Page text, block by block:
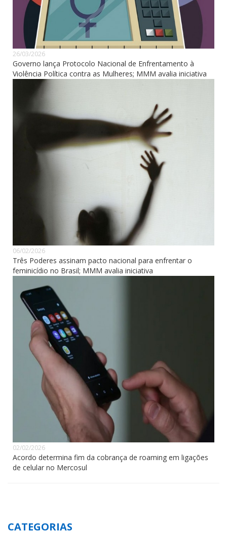
26/03/2026
Governo lança Protocolo Nacional de Enfrentamento à
Violência Política contra as Mulheres; MMM avalia iniciativa
06/02/2026
Três Poderes assinam pacto nacional para enfrentar o
feminicídio no Brasil; MMM avalia iniciativa
02/02/2026
Acordo determina fim da cobrança de roaming em ligações
de celular no Mercosul
CATEGORIAS